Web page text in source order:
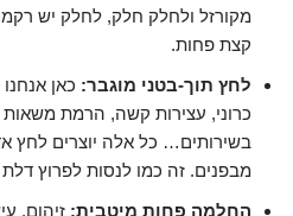
מקורזל ולחלק חלק, לחלק יש
קצת פחות.
לחץ תוך-בטני מוגבר: כאן
כרוני, עצירות קשה, הרמת
בשירותים… כל אלה יוצרים לחץ
מבפנים. זה כמו לנסות לפרוץ
החלמה פחות מיטבית: זיהום,